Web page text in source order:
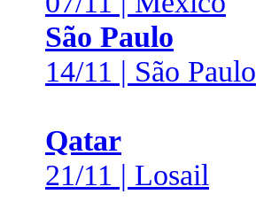
São Paulo
14/11 | São Paulo
Qatar
21/11 | Losail